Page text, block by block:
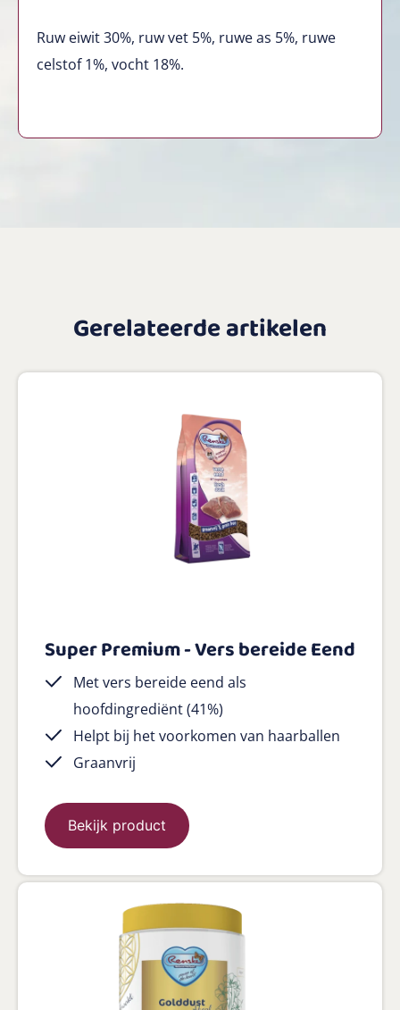
Ruw eiwit 30%, ruw vet 5%, ruwe as 5%, ruwe
celstof 1%, vocht 18%.
Gerelateerde artikelen
Super Premium - Vers bereide Eend
Met vers bereide eend als
hoofdingrediënt (41%)
Helpt bij het voorkomen van haarballen
Graanvrij
Bekijk product